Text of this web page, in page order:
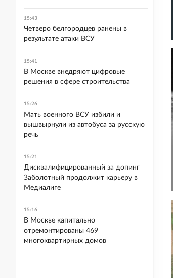
15:43
Четверо белгородцев ранены в
результате атаки ВСУ
15:41
В Москве внедряют цифровые
решения в сфере строительства
15:26
Мать военного ВСУ избили и
вышвырнули из автобуса за русскую
речь
15:21
Дисквалифицированный за допинг
Заболотный продолжит карьеру в
Медиалиге
15:16
В Москве капитально
отремонтированы 469
многоквартирных домов